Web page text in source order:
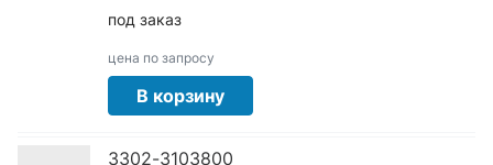
под заказ
цена по запросу
В корзину
3302-3103800